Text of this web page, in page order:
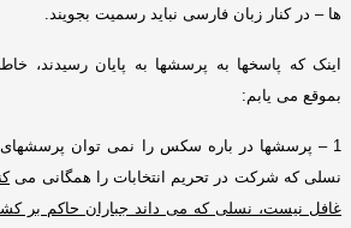
ها – در کنار زبان فارسی نباید رسمیت بجویند
اینک که پاسخها به پرسشها به پایان رسیدند،
بموقع می یابم :
1 – پرسشها در باره سکس را نمی توان
نسلی که شرکت در تحریم انتخابات را همگانی می
غافل نیست، نسلی که می داند جباران حاکم بر